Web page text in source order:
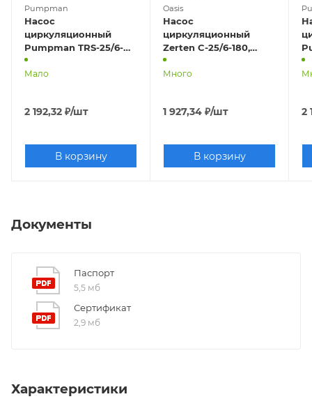
Pumpman
Насос
циркуляционный
Pumpman TRS-25/6-
180, с гайками, провод
Мало
2 192,32 ₽/шт
В корзину
Oasis
Насос
циркуляционный
Zerten C-25/6-180,
гайки, провод
Много
1 927,34 ₽/шт
В корзину
2
Документы
Паспорт
5,5 мб
Сертификат
2,9 мб
Характеристики